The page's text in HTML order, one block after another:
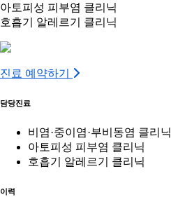
아토피성 피부염 클리닉
호흡기 알레르기 클리닉
진료 예약하기
담당진료
비염·중이염·부비동염 클리닉
아토피성 피부염 클리닉
호흡기 알레르기 클리닉
이력